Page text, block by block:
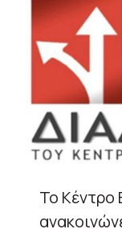
Το Κέντρο